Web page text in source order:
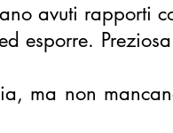
avuti rapporti
esporre.
ma non